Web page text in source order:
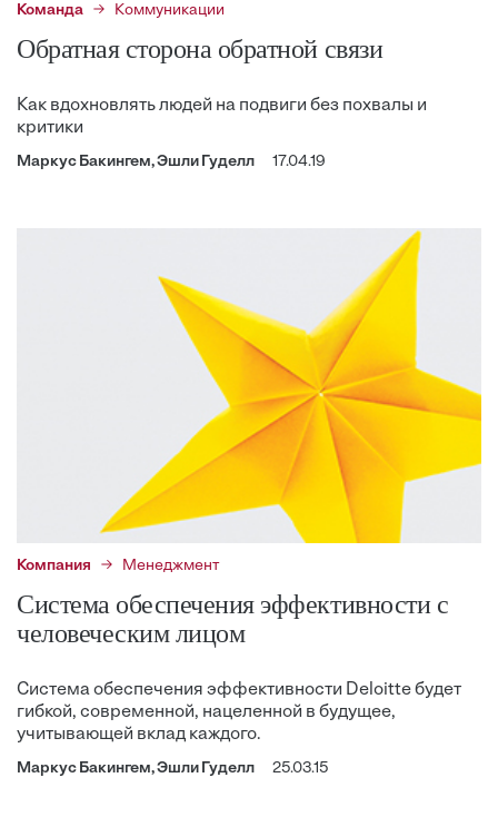
Команда Коммуникации
Обратная сторона обратной связи
Как вдохновлять людей на подвиги без похвалы и
критики
Маркус Бакингем, Эшли Гуделл 17.04.19
Компания Менеджмент
Система обеспечения эффективности с
человеческим лицом
Система обеспечения эффективности Deloitte будет
гибкой, современ­ной, нацеленной в будущее,
учитывающей вклад каждого.
Маркус Бакингем, Эшли Гуделл 25.03.15